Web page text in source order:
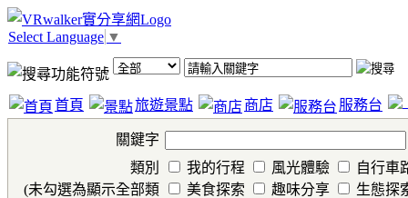
Select Language ▼
首頁 旅遊景點 商店 服務台
關鍵字
類別
(未勾選為顯示全部類
我的行程 風光體驗
自行車
美食探索
趣味分享
生態探